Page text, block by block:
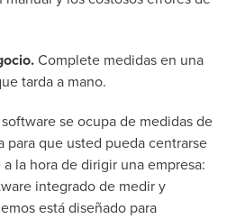
Complete medidas en una
tarda a mano.
se ocupa de medidas de
para que usted pueda centrarse
la hora de dirigir una empresa:
integrado de medir y
está diseñado para